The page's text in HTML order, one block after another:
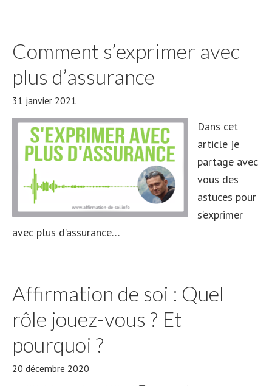
Comment s’exprimer avec
plus d’assurance
31 janvier 2021
Dans cet
article je
partage avec
vous des
astuces pour
s’exprimer
avec plus d’assurance…
Affirmation de soi : Quel
rôle jouez-vous ? Et
pourquoi ?
20 décembre 2020